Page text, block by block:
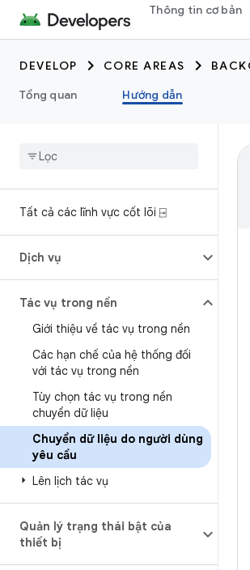
Thông tin cơ bản
DEVELOP CORE AREAS
Tổng quan
Hướng dẫn
Tất cả các lĩnh vực cốt lõi ⍈
Dịch vụ
Tác vụ trong nền
Giới thiệu về tác vụ trong nền
Các hạn chế của hệ thống đối
với tác vụ trong nền
Tùy chọn tác vụ trong nền
chuyển dữ liệu
Chuyển dữ liệu do người dùng
yêu cầu
Lên lịch tác vụ
Quản lý trạng thái bật của
thiết bị